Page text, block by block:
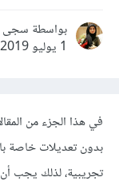
بواسطة سجى
1 يوليو 2019
بدون تعديلات خاصة
تجريبية، لذلك يجب